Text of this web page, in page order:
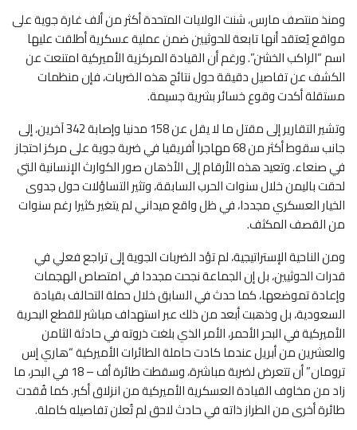
ومنذ منتصف مارس، شنت الولايات المتحدة أكثر من ألف غارة جوية على
مواقع يُعتقد أنها تابعة للحوثيين ضمن عملية عسكرية أطلقت عليها
اسم “الراكب الخشن”. ورغم أن القيادة المركزية الأميركية امتنعت عن
الكشف عن تفاصيل دقيقة حول نتائج هذه الضربات، فإن منظمات
مستقلة أكدت وقوع خسائر بشرية جسيمة.
وتشير التقارير إلى مقتل ما لا يقل عن 158 مدنيا وإصابة 342 آخرين، إلى
جانب سقوط أكثر من 68 مهاجرا أفريقيا في ضربة جوية على مركز احتجاز
في صنعاء. وتعيد هذه الأرقام إلى الأذهان صور الكوارث الإنسانية التي
لحقت باليمن خلال سنوات الحرب السابقة، وتثير التساؤلات حول جدوى
الخيار العسكري مجددا، في ظل واقع ميداني لم يتغير كثيرا رغم سنوات
من القصف المكثف.
ومن الناحية الإستراتيجية، لم تؤد الضربات الجوية إلى تراجع فعلي في
قدرات الحوثيين، بل إن الجماعة نجحت مجددا في امتصاص الهجمات
وإعادة تموضعها، كما حدث في السابق خلال حملة التحالف بقيادة
السعودية، بل وذهبت أبعد من ذلك عبر استهداف مباشر للقطع البحرية
الأميركية في البحر الأحمر، الأمر الذي بلغت ذروته في حادثة الثامن
والعشرين من أبريل عندما كادت حاملة الطائرات الأميركية “هاري إس
ترومان” أن تتعرض لضربة مباشرة، وسقطت طائرة أف – 18 في البحر، ما
زاد من مخاوف القيادة العسكرية الأميركية من انزلاق أكبر. كما فُقدت
طائرة أخرى من الطراز ذاته في حادث لاحق لم تُعلن تفاصيله كاملة.